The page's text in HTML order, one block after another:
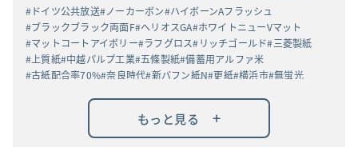
ドイツ公共放送 ノーカーボン ハイボーンAフラッシュ
ブラックブラック両面F ヘリオスGA ホワイトニューVマット
マットコートアイボリー ラフグロス リッチゴールド 三菱製紙
上質紙 中越パルプ工業 五條製紙 備蓄用アルファ米
古紙配合率70% 奈良時代 新バフン紙N 更紙 横浜市 無蛍光
もっと見る +